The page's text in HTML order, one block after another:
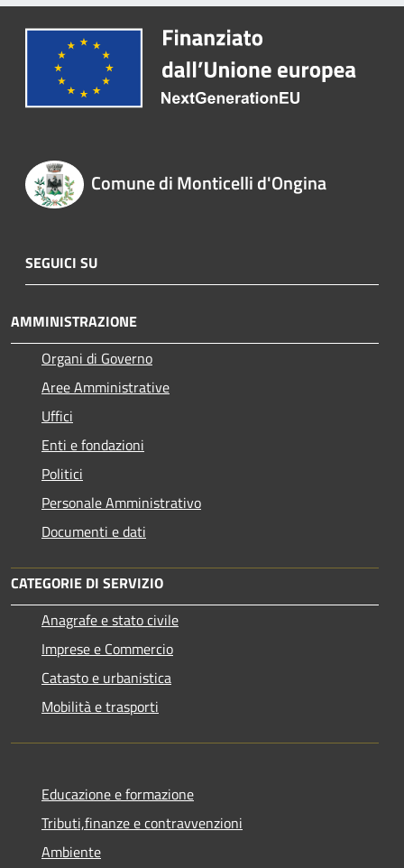
Comune di Monticelli d'Ongina
SEGUICI SU
AMMINISTRAZIONE
Organi di Governo
Aree Amministrative
Uffici
Enti e fondazioni
Politici
Personale Amministrativo
Documenti e dati
CATEGORIE DI SERVIZIO
Anagrafe e stato civile
Imprese e Commercio
Catasto e urbanistica
Mobilità e trasporti
Educazione e formazione
Tributi,finanze e contravvenzioni
Ambiente